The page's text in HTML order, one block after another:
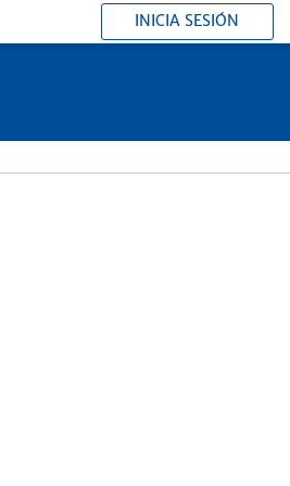
INICIA SESIÓN